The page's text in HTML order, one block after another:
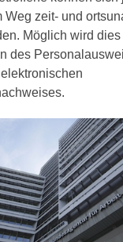
Weg zeit- und
Möglich wird dies
des